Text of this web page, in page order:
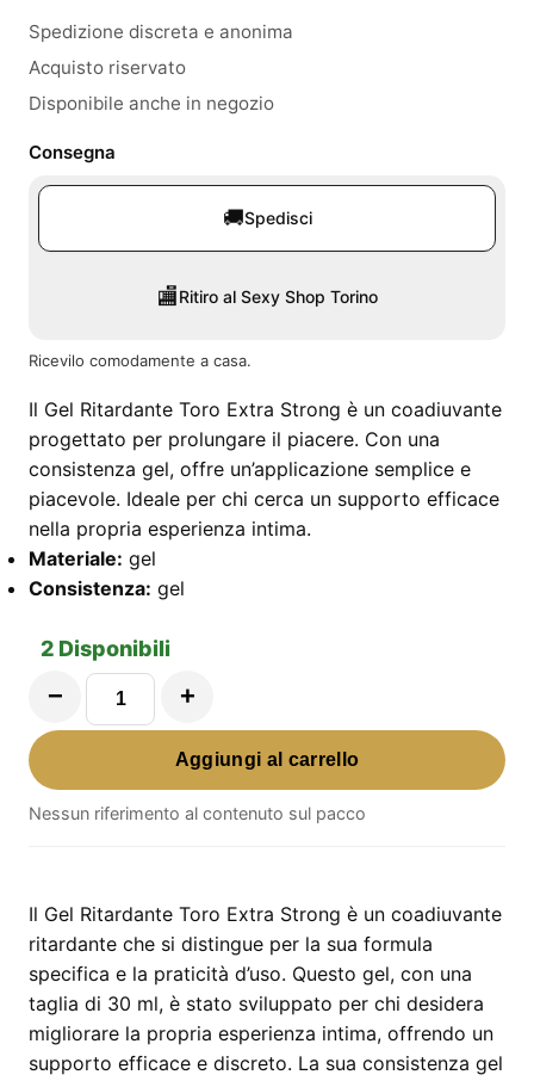
Spedizione discreta e anonima
Acquisto riservato
Disponibile anche in negozio
Consegna
🚚Spedisci
🏬Ritiro al Sexy Shop Torino
Ricevilo comodamente a casa.
Il Gel Ritardante Toro Extra Strong è un coadiuvante
progettato per prolungare il piacere. Con una
consistenza gel, offre un’applicazione semplice e
piacevole. Ideale per chi cerca un supporto efficace
nella propria esperienza intima.
Materiale: gel
Consistenza: gel
2 Disponibili
−
Gel
Extra
+
Aggiungi al carrello
Nessun riferimento al contenuto sul pacco
Il Gel Ritardante Toro Extra Strong è un coadiuvante
ritardante che si distingue per la sua formula
specifica e la praticità d’uso. Questo gel, con una
taglia di 30 ml, è stato sviluppato per chi desidera
migliorare la propria esperienza intima, offrendo un
supporto efficace e discreto. La sua consistenza gel